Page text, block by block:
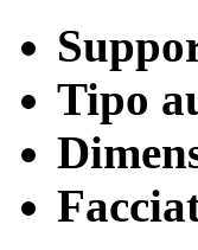
Tipo